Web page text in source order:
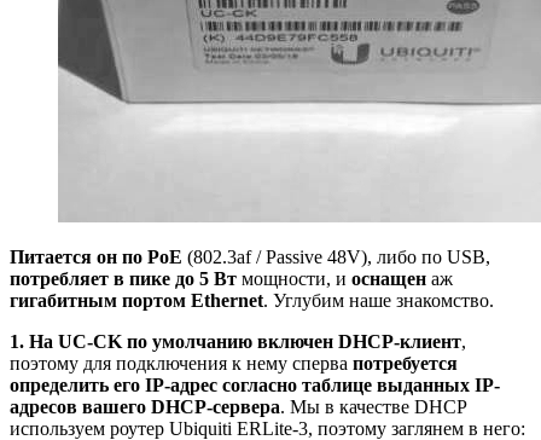
Питается он по PoE (802.3af / Passive 48V), либо по USB,
потребляет в пике до 5 Вт мощности, и оснащен аж
гигабитным портом Ethernet. Углубим наше знакомство.
1. На UC-CK по умолчанию включен DHCP-клиент,
поэтому для подключения к нему сперва потребуется
определить его IP-адрес согласно таблице выданных IP-
адресов вашего DHCP-сервера. Мы в качестве DHCP
используем роутер Ubiquiti ERLite-3, поэтому заглянем в него: